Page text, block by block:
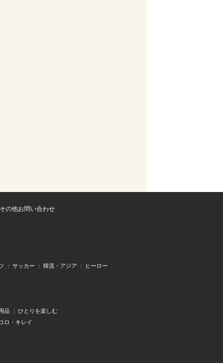
の他お問い合わせ
サッカー 韓流・アジア ヒーロー
品 ひとりを楽しむ
ロ・キレイ